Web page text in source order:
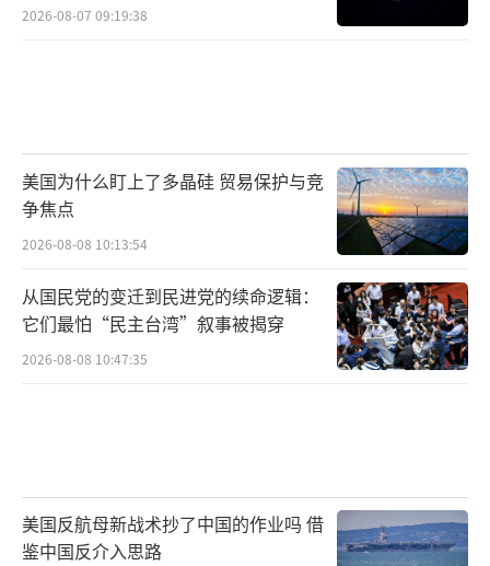
2026-08-07 09:19:38
美国为什么盯上了多晶硅 贸易保护与竞
争焦点
2026-08-08 10:13:54
从国民党的变迁到民进党的续命逻辑：
它们最怕“民主台湾”叙事被揭穿
2026-08-08 10:47:35
美国反航母新战术抄了中国的作业吗 借
鉴中国反介入思路